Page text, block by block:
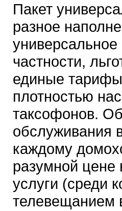
Пакет
разное
универсальное
частности,
единые тарифы
плотностью
таксофонов.
обслуживания
каждому
разумной цене
услуги (среди
телевещанием